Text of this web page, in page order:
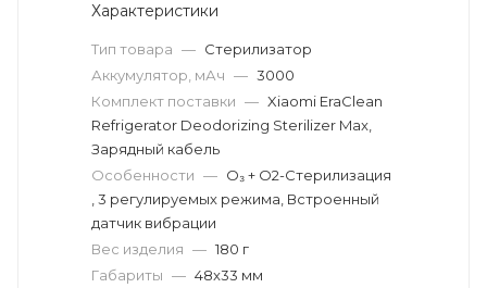
Характеристики
Тип товара — Стерилизатор
Аккумулятор, мАч — 3000
Комплект поставки — Xiaomi EraClean
Refrigerator Deodorizing Sterilizer Max,
Зарядный кабель
Особенности — O₃ + O2-Стерилизация
, 3 регулируемых режима, Встроенный
датчик вибрации
Вес изделия — 180 г
Габариты — 48x33 мм